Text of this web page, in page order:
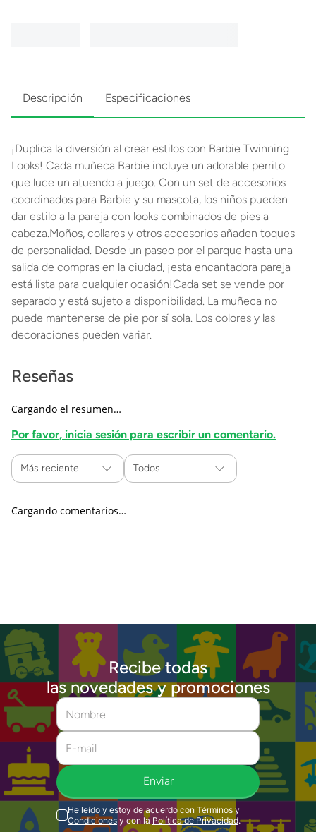
Descripción Especificaciones
¡Duplica la diversión al crear estilos con Barbie Twinning
Looks! Cada muñeca Barbie incluye un adorable perrito
que luce un atuendo a juego. Con un set de accesorios
coordinados para Barbie y su mascota, los niños pueden
dar estilo a la pareja con looks combinados de pies a
cabeza.Moños, collares y otros accesorios añaden toques
de personalidad. Desde un paseo por el parque hasta una
salida de compras en la ciudad, ¡esta encantadora pareja
está lista para cualquier ocasión!Cada set se vende por
separado y está sujeto a disponibilidad. La muñeca no
puede mantenerse de pie por sí sola. Los colores y las
decoraciones pueden variar.
Reseñas
Cargando el resumen…
Por favor, inicia sesión para escribir un comentario.
Más reciente Todos
Cargando comentarios…
Recibe todas
las novedades y promociones
Enviar
He leído y estoy de acuerdo con Términos y
Condiciones y con la Política de Privacidad.